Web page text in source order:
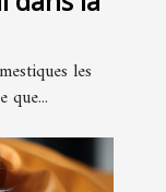
les
que...